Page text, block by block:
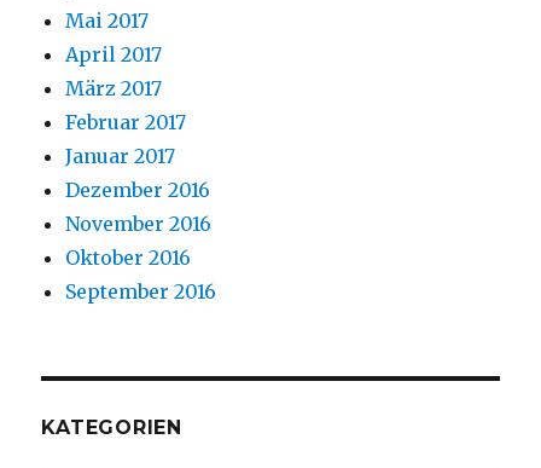
Mai 2017
April 2017
März 2017
Februar 2017
Januar 2017
Dezember 2016
November 2016
Oktober 2016
September 2016
KATEGORIEN